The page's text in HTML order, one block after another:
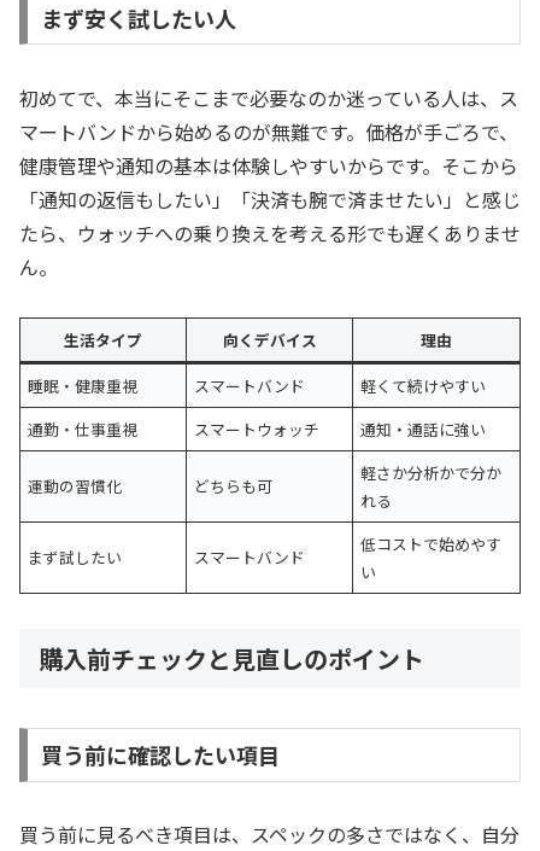
まず安く試したい人
初めてで、本当にそこまで必要なのか迷っている人は、ス
マートバンドから始めるのが無難です。価格が手ごろで、
健康管理や通知の基本は体験しやすいからです。そこから
「通知の返信もしたい」「決済も腕で済ませたい」と感じ
たら、ウォッチへの乗り換えを考える形でも遅くありませ
ん。
生活タイプ 向くデバイス
理由
睡眠・健康重視
スマートバンド
軽くて続けやすい
通勤・仕事重視
スマートウォッチ 通知・通話に強い
運動の習慣化 どちらも可
軽さか分析かで分か
れる
まず試したい スマートバンド
低コストで始めやす
い
購入前チェックと見直しのポイント
買う前に確認したい項目
買う前に見るべき項目は、スペックの多さではなく、自分